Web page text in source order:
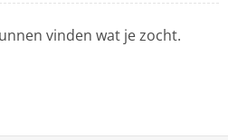
vinden wat je zocht.